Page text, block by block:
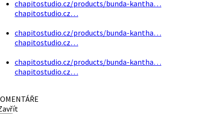
chapitostudio.cz/products/bunda-kantha…
chapitostudio.cz…
chapitostudio.cz/products/bunda-kantha…
chapitostudio.cz…
chapitostudio.cz/products/bunda-kantha…
chapitostudio.cz…